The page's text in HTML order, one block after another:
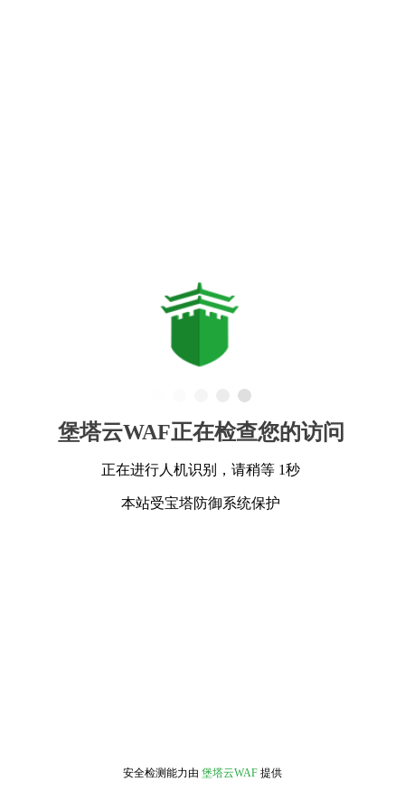
堡塔云WAF正在检查您的访问
正在进行人机识别，请稍等 1秒
本站受宝塔防御系统保护
安全检测能力由 堡塔云WAF 提供